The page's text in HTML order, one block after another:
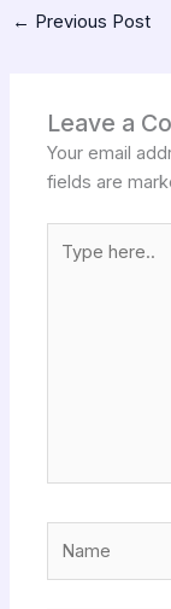
← Previous Post
Leave a
Your email
fields are
here..